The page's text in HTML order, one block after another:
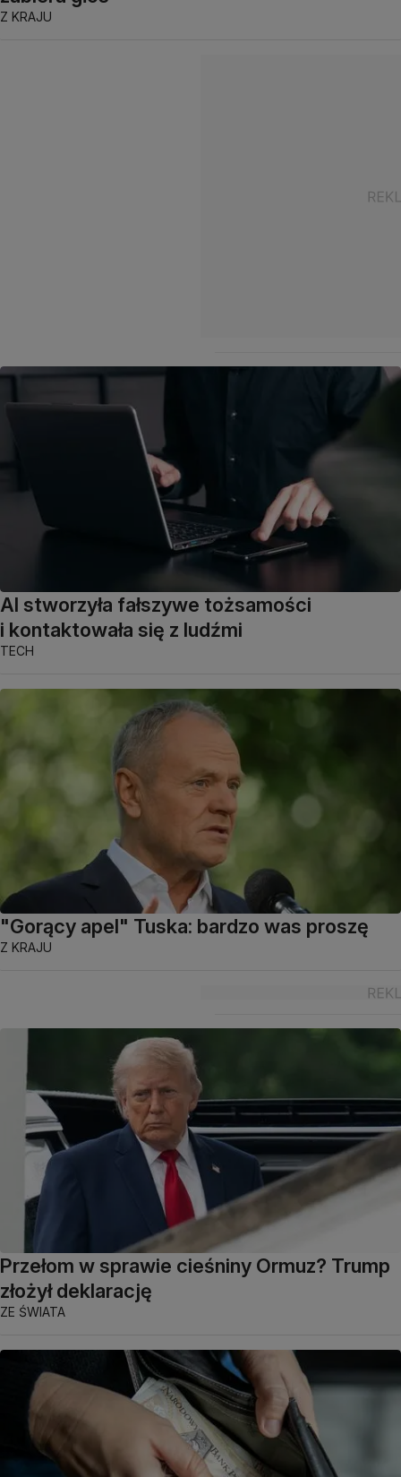
Z KRAJU
AI stworzyła fałszywe tożsamości
i kontaktowała się z ludźmi
TECH
"Gorący apel" Tuska: bardzo was proszę
Z KRAJU
Przełom w sprawie cieśniny Ormuz? Trump
złożył deklarację
ZE ŚWIATA